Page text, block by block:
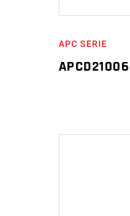
APC SERIE
APCD21006